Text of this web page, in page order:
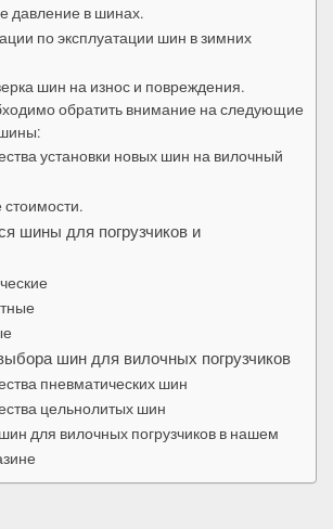
давление в шинах.
по эксплуатации шин в зимних
шин на износ и повреждения.
обратить внимание на следующие
установки новых шин на вилочный
шины для погрузчиков и
шин для вилочных погрузчиков
пневматических шин
цельнолитых шин
для вилочных погрузчиков в нашем